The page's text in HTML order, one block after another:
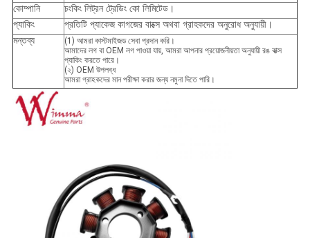
কোম্পানি
চংকিং লিট্রন ট্রেডিং কো লিমিটেড।
প্যাকিং
প্রতিটি প্যাকেজ কাগজের বাক্সে অথবা গ্রাহকদের অনুরোধ অনুযায়ী।
মন্তব্য
(1) আমরা কাস্টমাইজড সেবা প্রদান করি।
আমাদের লগ বা OEM লগ পাওয়া যায়, আমরা আপনার প্রয়োজনীয়তা অনুযায়ী রঙ বাক্স
প্যাকিং করতে পারে।
(২) OEM উপলব্ধ
আমরা গ্রাহকদের মান পরীক্ষা করার জন্য নমুনা দিতে পারি।